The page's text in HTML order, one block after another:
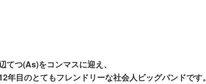
てつ(As)をコンマスに迎え、
年目のとてもフレンドリーな社会人ビッグバンドです。